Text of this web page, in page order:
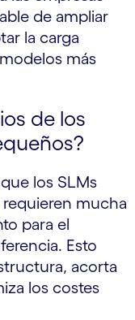
de ampliar
la carga
más
de los
los SLMs
mucha
para el
Esto
acorta
los costes